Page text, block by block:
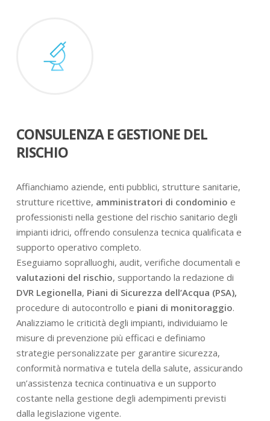
CONSULENZA E GESTIONE DEL
RISCHIO
Affianchiamo aziende, enti pubblici, strutture sanitarie,
strutture ricettive, amministratori di condominio e
professionisti nella gestione del rischio sanitario degli
impianti idrici, offrendo consulenza tecnica qualificata e
supporto operativo completo.
Eseguiamo sopralluoghi, audit, verifiche documentali e
valutazioni del rischio, supportando la redazione di
DVR Legionella, Piani di Sicurezza dell’Acqua (PSA),
procedure di autocontrollo e piani di monitoraggio.
Analizziamo le criticità degli impianti, individuiamo le
misure di prevenzione più efficaci e definiamo
strategie personalizzate per garantire sicurezza,
conformità normativa e tutela della salute, assicurando
un’assistenza tecnica continuativa e un supporto
costante nella gestione degli adempimenti previsti
dalla legislazione vigente.